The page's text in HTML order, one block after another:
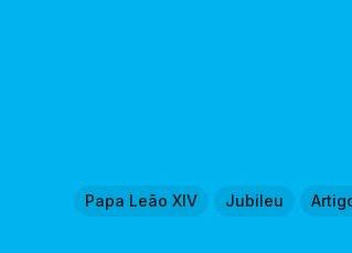
Papa Leão XIV Jubileu